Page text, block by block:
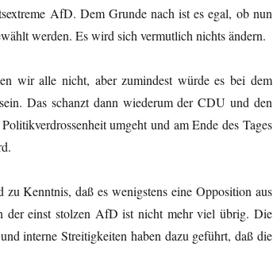
AfD. Dem Grunde nach ist es egal, ob nun
werden. Es wird sich vermutlich nichts ändern.
wir alle nicht, aber zumindest würde es bei dem
Das schanzt dann wiederum der CDU und den
umgeht und am Ende des Tages
Kenntnis, daß es wenigstens eine Opposition aus
der einst stolzen AfD ist nicht mehr viel übrig. Die
interne Streitigkeiten haben dazu geführt, daß die